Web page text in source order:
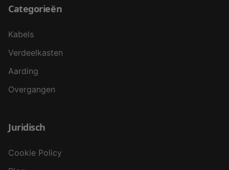
Categorieën
Kabels
Verdeelkasten
Aarding
Overgangen
Juridisch
Cookie Policy